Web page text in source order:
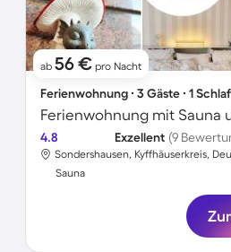
ab 56 € pro Nacht
Ferienwohnung ∙ 3 Gäste ∙ 1
Ferienwohnung mit Sauna
4.8 Exzellent (9
Sondershausen, Kyffhäuserkreis,
Sauna